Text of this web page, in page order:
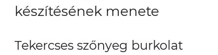
készítésének menete
Tekercses szőnyeg burkolat